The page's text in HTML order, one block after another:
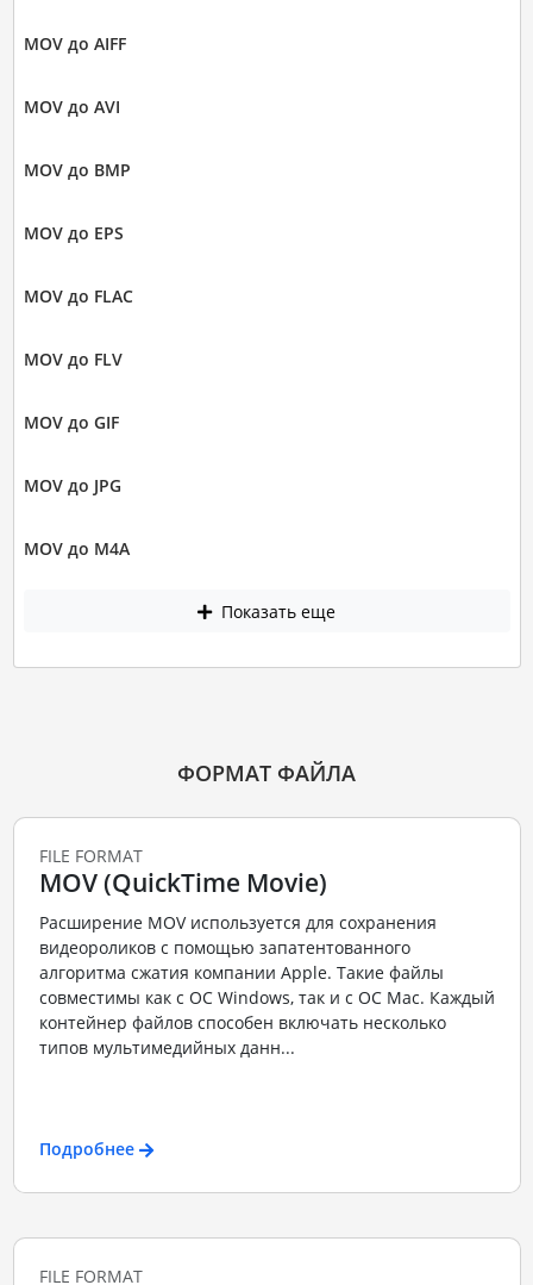
MOV до AIFF
MOV до AVI
MOV до BMP
MOV до EPS
MOV до FLAC
MOV до FLV
MOV до GIF
MOV до JPG
MOV до M4A
Показать еще
ФОРМАТ ФАЙЛА
FILE FORMAT
MOV (QuickTime Movie)
Расширение MOV используется для сохранения
видеороликов с помощью запатентованного
алгоритма сжатия компании Apple. Такие файлы
совместимы как с ОС Windows, так и с ОС Mac. Каждый
контейнер файлов способен включать несколько
типов мультимедийных данн...
Подробнее
FILE FORMAT